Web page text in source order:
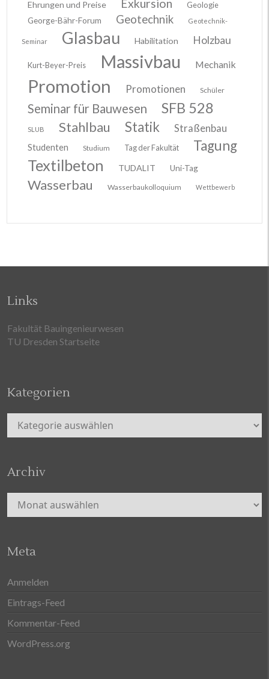
Ehrungen und Preise Exkursion
Geologie
George-Bähr-Forum
Geotechnik Geotechnik-
Seminar Glasbau Habilitation Holzbau
Kurt-Beyer-Preis Massivbau Mechanik
Promotion Promotionen Schüler
Seminar für Bauwesen SFB 528
SLUB Stahlbau Statik Straßenbau
Studenten Studium Tag der Fakultät Tagung
Textilbeton TUDALIT Uni-Tag
Wasserbau Wasserbaukolloquium Wettbewerb
Links
Fakultät Bauingenieurwesen
TU Dresden Startseite
Kategorien
Kategorien
Archiv
Archiv
Meta
Anmelden
Eintrags-Feed
Kommentar-Feed
WordPress.org